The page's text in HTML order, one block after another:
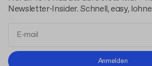
Newsletter-Insider. Schnell, easy,
Allgemeinen
Anmelden